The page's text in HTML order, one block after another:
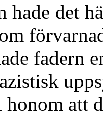
hade det
fadern
att